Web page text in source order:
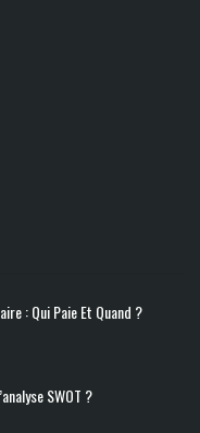
: Qui Paie Et Quand ?
SWOT ?